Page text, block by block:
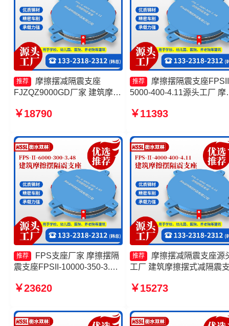
推荐
摩擦摆减隔震支座
FJZQZ9000GD厂家 建筑摩擦
座FPS-Ⅱ-2000-500-3.8生产
￥18790
推荐
摩擦摆隔震支座
5000-400-4.11源头工厂 摩
支座FPSII-2000-400-4.11
￥11393
推荐
FPS支座厂家 摩擦摆隔
震支座FPSII-10000-350-3.81
摩擦摆隔震支座FPSII-8000-
￥23620
推荐
摩擦摆减隔震支座源
工厂 建筑摩擦摆式减隔震
工厂 摩擦摆隔震支座FPSII-
￥15273